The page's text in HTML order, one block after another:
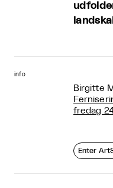
info
Birgitte
fredag
Enter